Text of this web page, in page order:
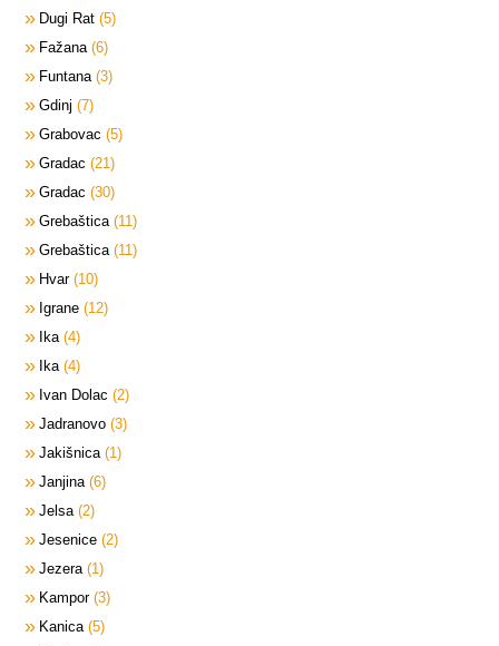
Dugi Rat 5
Fažana 6
Funtana 3
Gdinj 7
Grabovac 5
Gradac 21
Gradac 30
Grebaštica 11
Grebaštica 11
Hvar 10
Igrane 12
Ika 4
Ika 4
Ivan Dolac 2
Jadranovo 3
Jakišnica 1
Janjina 6
Jelsa 2
Jesenice 2
Jezera 1
Kampor 3
Kanica 5